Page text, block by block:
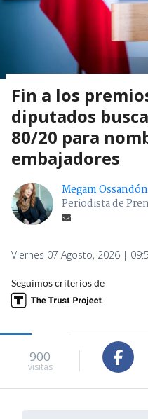
Fin a los
diputados
80/20 para
embajadores
Megam Ossandón
Periodista de
Viernes 07 Agosto, 2026 |
Seguimos criterios de
900
visitas